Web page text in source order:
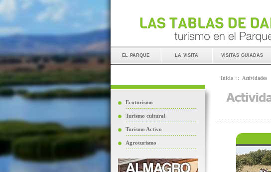
el parque la visita visitas guiadas
Ecoturismo
Turismo cultural
Turismo Activo
Agroturismo
Inicio :: Actividades